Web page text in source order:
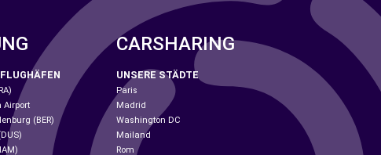
Airport
(BER)
CARSHARING
UNSERE STÄDTE
Paris
Madrid
Washington DC
Mailand
Rom